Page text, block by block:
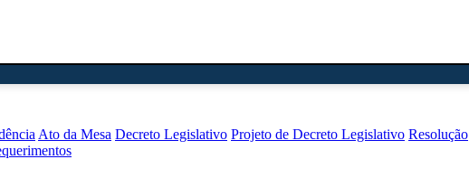
Ato da Mesa Decreto Legislativo Projeto de Decreto Legislativo Resolução